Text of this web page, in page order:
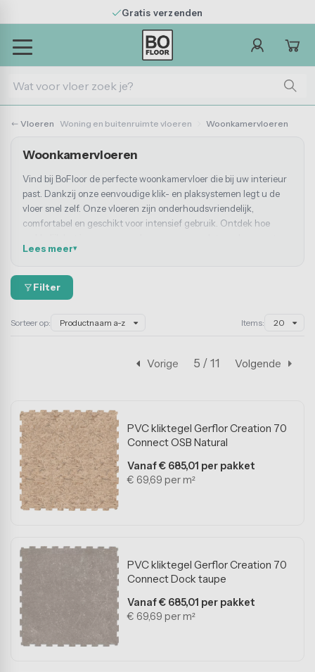
Deskundig advies
Vloeren Woning en buitenruimte vloeren Woonkamervloeren
Woonkamervloeren
Vind bij BoFloor de perfecte woonkamervloer die bij uw interieur
past. Dankzij onze eenvoudige klik- en plaksystemen legt u de
vloer snel zelf. Onze vloeren zijn onderhoudsvriendelijk,
comfortabel en geschikt voor intensief gebruik. Ontdek hoe
geven en kies vandaag nog de woonkamervloer die bij uw stijl
Lees meer
Filter
Sorteer op: Productnaam a-z Items: 20
Vorige 5 / 11 Volgende
PVC kliktegel Gerflor Creation 70
Connect OSB Natural
Vanaf € 685,01 per pakket
€ 69,69 per m²
PVC kliktegel Gerflor Creation 70
Connect Dock taupe
Vanaf € 685,01 per pakket
€ 69,69 per m²
Werkplaatsvloeren
Productie & industriehal
Winkelvloeren
Kantoorvloeren
Beursstandvloeren
Evenementenvloeren
Stalvloeren
ESD-vloeren
Onderwijsvloeren
Garagevloeren
Balkonvloeren
antislip tape
antislip tape
Standaard markeringstape
Extra sterke markeringstape
Waarschuwingstape
Trapleuningprofiel standaard
Hoekprofiel PVC
Randbeschermprofiel
Bevestigingsmateriaal
Eindkappen
Vloer afwerkranden
PVC plinten
Vloeronderhoud